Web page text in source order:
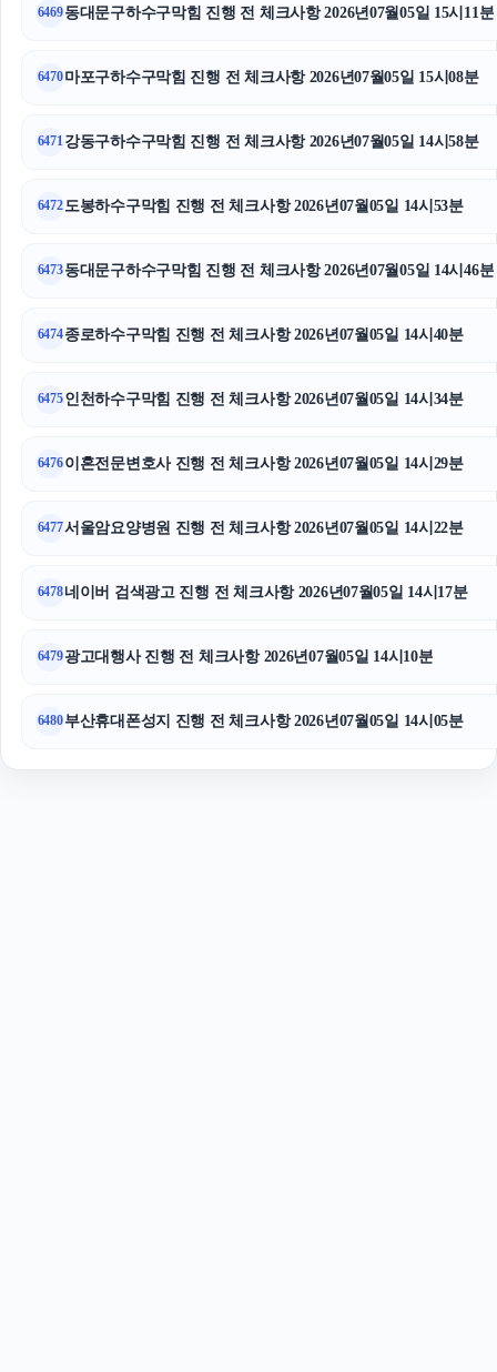
파양보호소
용인상간소송변호사
카니발 장기렌트
6469동대문구하수구막힘 진행 전 체크사항 2026년07월05일 15시11분
6470마포구하수구막힘 진행 전 체크사항 2026년07월05일 15시08분
6471강동구하수구막힘 진행 전 체크사항 2026년07월05일 14시58분
6472 도봉하수구막힘 진행 전 체크사항 2026년07월05일 14시53분
6473동대문구하수구막힘 진행 전 체크사항 2026년07월05일 14시46분
6474종로하수구막힘 진행 전 체크사항 2026년07월05일 14시40분
6475인천하수구막힘 진행 전 체크사항 2026년07월05일 14시34분
6476이혼전문변호사 진행 전 체크사항 2026년07월05일 14시29분
6477서울암요양병원 진행 전 체크사항 2026년07월05일 14시22분
6478네이버 검색광고 진행 전 체크사항 2026년07월05일 14시17분
6479광고대행사 진행 전 체크사항 2026년07월05일 14시10분
6480부산휴대폰성지 진행 전 체크사항 2026년07월05일 14시05분